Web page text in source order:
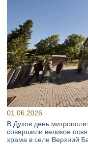
01.06.2026
В Духов день
совершили великое
храма в селе Верхний